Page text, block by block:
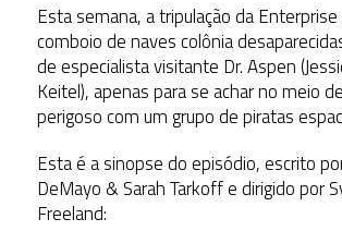
Esta semana, a tripulação da
comboio de naves colônia
de especialista visitante Dr. Aspen
Keitel), apenas para se achar no meio
perigoso com um grupo de piratas
Esta é a sinopse do episódio, escrito
DeMayo & Sarah Tarkoff e dirigido por
Freeland: